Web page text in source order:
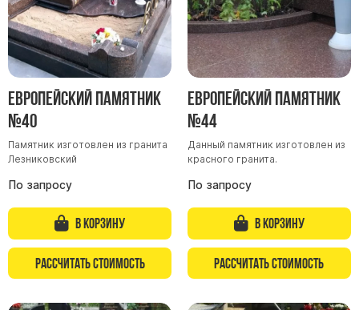
Памятники вертикальные
Памятники врачу
Памятники горизонтальные
Памятники классические
Памятники красивые
Памятники Православные
Памятники прямоугольные
Памятники с воздушным креcтом
Памятники с колоннами
Памятники современные
Памятники стандартные
Европейский памятник
№40
Памятник изготовлен из гранита
Лезниковский
По запросу
В корзину
Рассчитать стоимость
Европейский памятник
№44
Данный памятник изготовлен из
красного гранита.
По запросу
В корзину
Рассчитать стоимость